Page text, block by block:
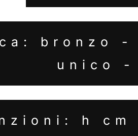
bronzo -
unico -
h cm